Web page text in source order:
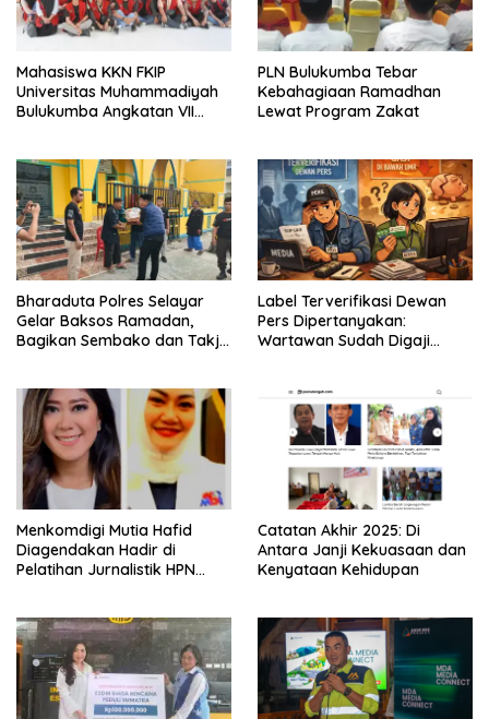
Mahasiswa KKN FKIP
Universitas Muhammadiyah
Bulukumba Angkatan VII
PLN Bulukumba Tebar
Kebahagiaan Ramadhan
Lewat Program Zakat
Bharaduta Polres Selayar
Gelar Baksos Ramadan,
Bagikan Sembako dan Takjil
Label Terverifikasi Dewan
Pers Dipertanyakan:
Wartawan Sudah Digaji
Menkomdigi Mutia Hafid
Diagendakan Hadir di
Pelatihan Jurnalistik HPN
‎Catatan Akhir 2025: Di
Antara Janji Kekuasaan dan
Kenyataan Kehidupan